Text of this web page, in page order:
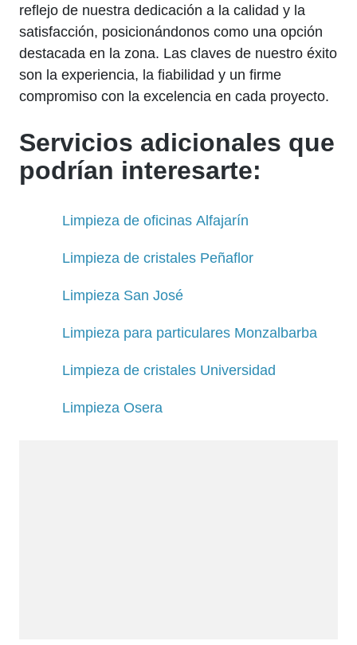
reflejo de nuestra dedicación a la calidad y la
satisfacción, posicionándonos como una opción
destacada en la zona. Las claves de nuestro éxito
son la experiencia, la fiabilidad y un firme
compromiso con la excelencia en cada proyecto.
Servicios adicionales que
podrían interesarte:
Limpieza de oficinas Alfajarín
Limpieza de cristales Peñaflor
Limpieza San José
Limpieza para particulares Monzalbarba
Limpieza de cristales Universidad
Limpieza Osera